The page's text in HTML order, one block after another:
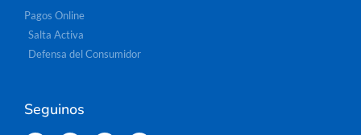
Pagos Online
Salta Activa
Defensa del Consumidor
Seguinos